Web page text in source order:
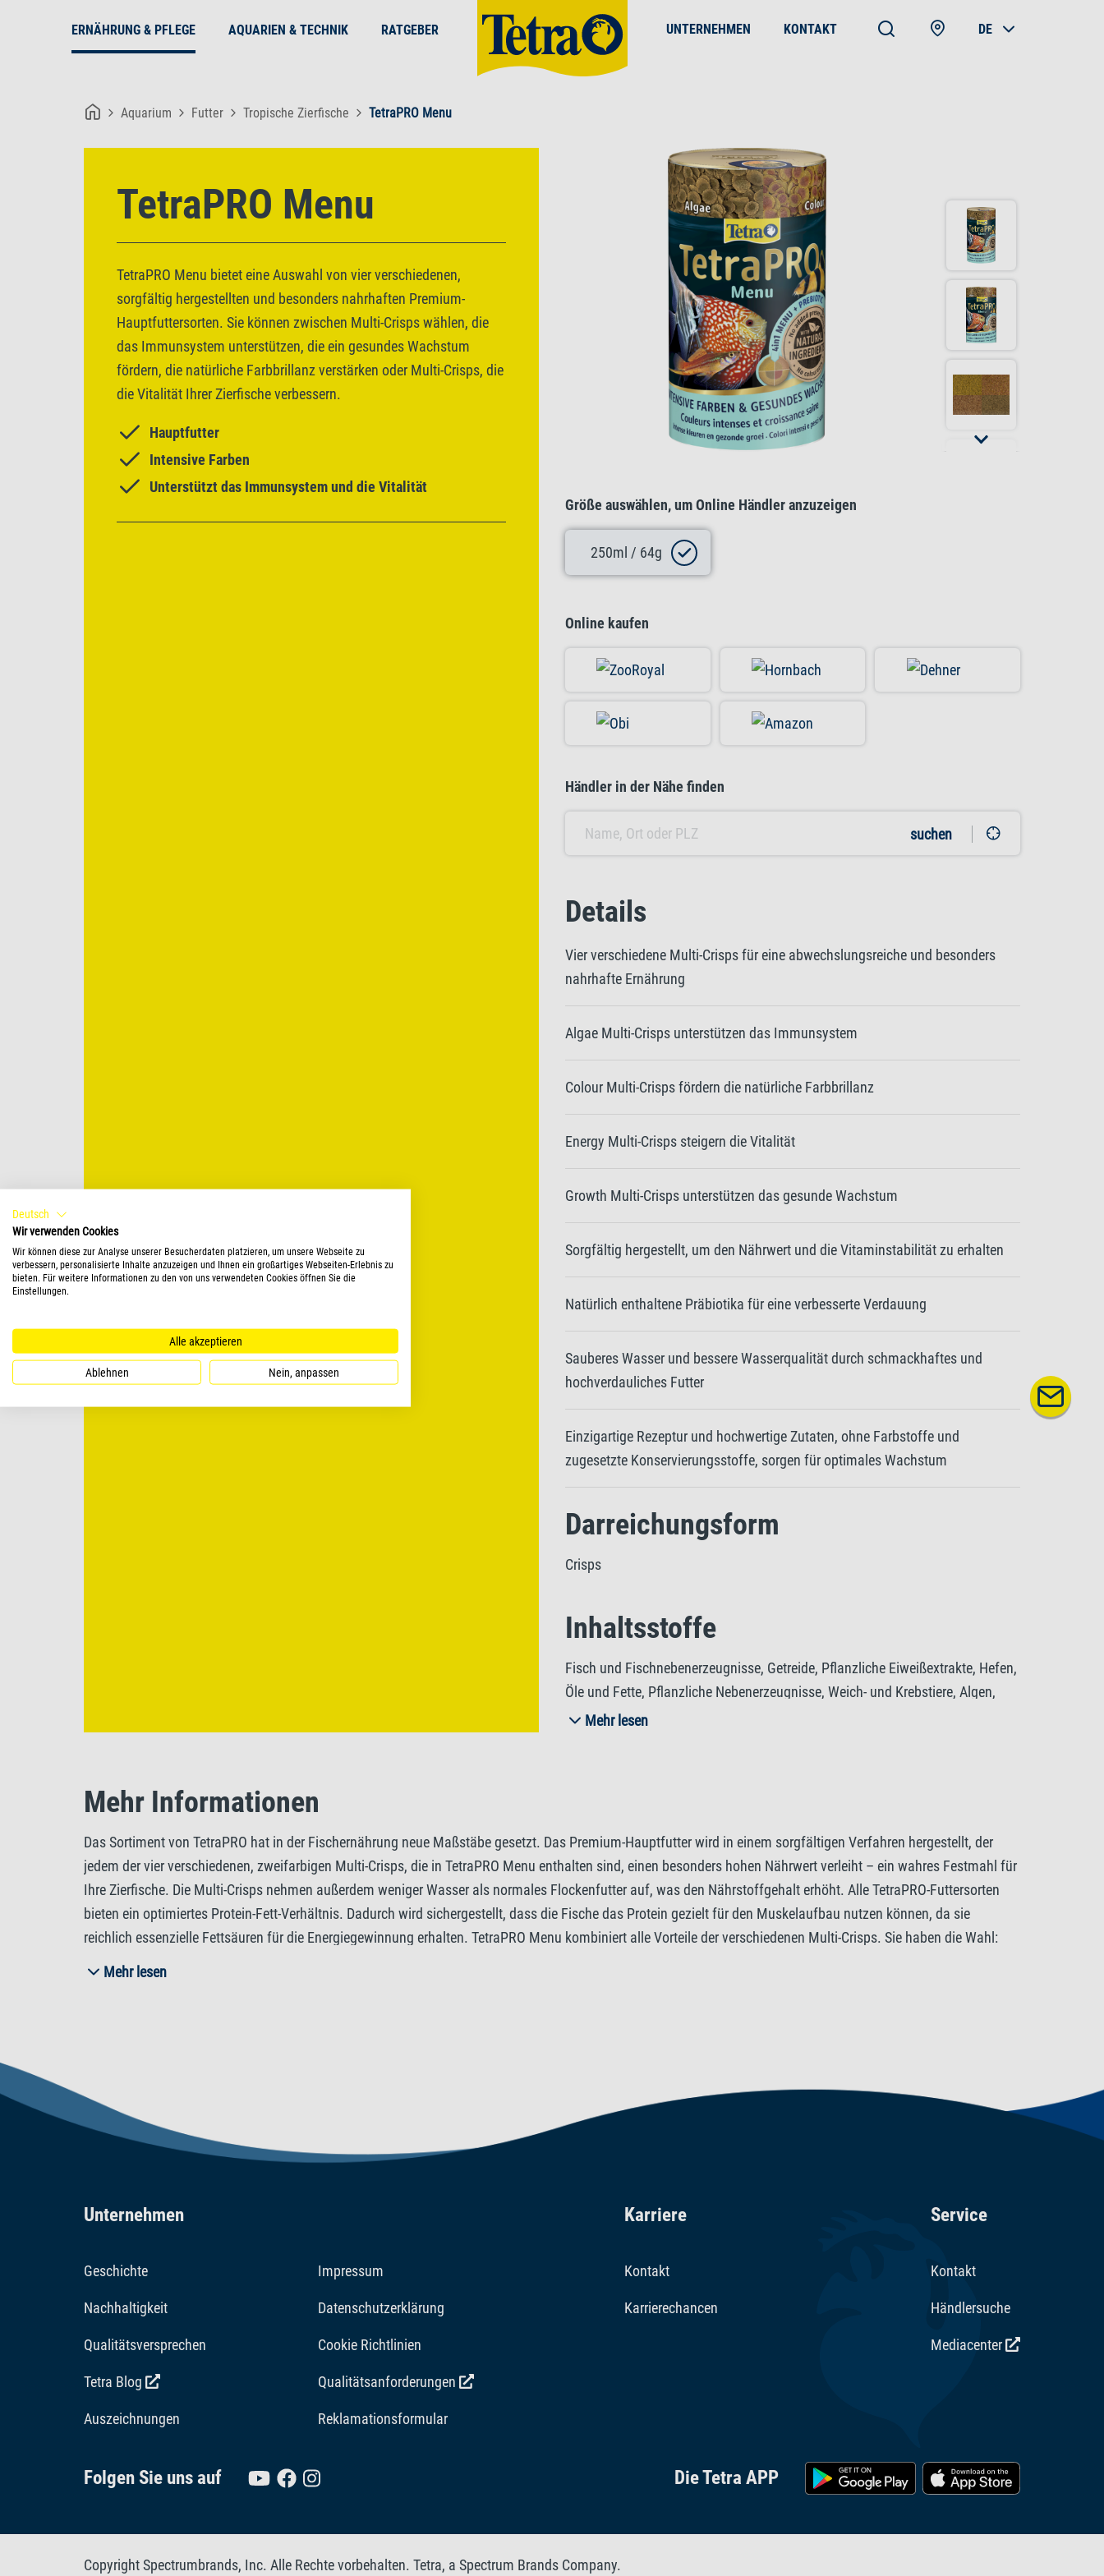
ERNÄHRUNG & PFLEGE AQUARIEN & TECHNIK RATGEBER UNTERNEHMEN KONTAKT DE
Aquarium Futter Tropische Zierfische TetraPRO Menu
TetraPRO Menu
TetraPRO Menu bietet eine Auswahl von vier verschiedenen,
sorgfältig hergestellten und besonders nahrhaften Premium-
Hauptfuttersorten. Sie können zwischen Multi-Crisps wählen, die
das Immunsystem unterstützen, die ein gesundes Wachstum
fördern, die natürliche Farbbrillanz verstärken oder Multi-Crisps, die
die Vitalität Ihrer Zierfische verbessern.
Hauptfutter
Intensive Farben
Unterstützt das Immunsystem und die Vitalität
Größe auswählen, um Online Händler anzuzeigen
250ml / 64g
Online kaufen
Händler in der Nähe finden
suchen
Details
Vier verschiedene Multi-Crisps für eine abwechslungsreiche und besonders
nahrhafte Ernährung
Algae Multi-Crisps unterstützen das Immunsystem
Colour Multi-Crisps fördern die natürliche Farbbrillanz
Energy Multi-Crisps steigern die Vitalität
Growth Multi-Crisps unterstützen das gesunde Wachstum
Sorgfältig hergestellt, um den Nährwert und die Vitaminstabilität zu erhalten
Natürlich enthaltene Präbiotika für eine verbesserte Verdauung
Sauberes Wasser und bessere Wasserqualität durch schmackhaftes und
hochverdauliches Futter
Einzigartige Rezeptur und hochwertige Zutaten, ohne Farbstoffe und
zugesetzte Konservierungsstoffe, sorgen für optimales Wachstum
Darreichungsform
Crisps
Inhaltsstoffe
Fisch und Fischnebenerzeugnisse, Getreide, Pflanzliche Eiweißextrakte, Hefen,
Öle und Fette, Pflanzliche Nebenerzeugnisse, Weich- und Krebstiere, Algen,
Gemüse, Mineralstoffe.
Zusatzstoffe
Vitamine: Vitamin D3 1882 IE/kg. Säureregulatoren: Citronensäure
1412 mg/kg.
Mehr lesen
Mehr Informationen
Das Sortiment von TetraPRO hat in der Fischernährung neue Maßstäbe gesetzt. Das Premium-Hauptfutter wird in einem sorgfältigen Verfahren hergestellt, der
jedem der vier verschiedenen, zweifarbigen Multi-Crisps, die in TetraPRO Menu enthalten sind, einen besonders hohen Nährwert verleiht – ein wahres Festmahl für
Ihre Zierfische. Die Multi-Crisps nehmen außerdem weniger Wasser als normales Flockenfutter auf, was den Nährstoffgehalt erhöht. Alle TetraPRO-Futtersorten
bieten ein optimiertes Protein-Fett-Verhältnis. Dadurch wird sichergestellt, dass die Fische das Protein gezielt für den Muskelaufbau nutzen können, da sie
reichlich essenzielle Fettsäuren für die Energiegewinnung erhalten. TetraPRO Menu kombiniert alle Vorteile der verschiedenen Multi-Crisps. Sie haben die Wahl:
Während das Energiekonzentrat in den Energy Multi-Crisps die Vitalität steigert, bringen die Colour Multi-Crisps die natürliche Farbbrillanz Ihrer Zierfische zur
Mehr lesen
Unternehmen
Geschichte Impressum
Nachhaltigkeit Datenschutzerklärung
Qualitätsversprechen Cookie Richtlinien
Tetra Blog Qualitätsanforderungen
Auszeichnungen Reklamationsformular
Karriere
Kontakt
Karrierechancen
Service
Kontakt
Händlersuche
Mediacenter
Folgen Sie uns auf Die Tetra APP
Copyright Spectrumbrands, Inc. Alle Rechte vorbehalten. Tetra, a Spectrum Brands Company.
Deutsch
Wir verwenden Cookies
Wir können diese zur Analyse unserer Besucherdaten platzieren, um unsere Webseite zu
verbessern, personalisierte Inhalte anzuzeigen und Ihnen ein großartiges Webseiten-Erlebnis zu
bieten. Für weitere Informationen zu den von uns verwendeten Cookies öffnen Sie die
Einstellungen.
Alle akzeptieren
Ablehnen Nein, anpassen